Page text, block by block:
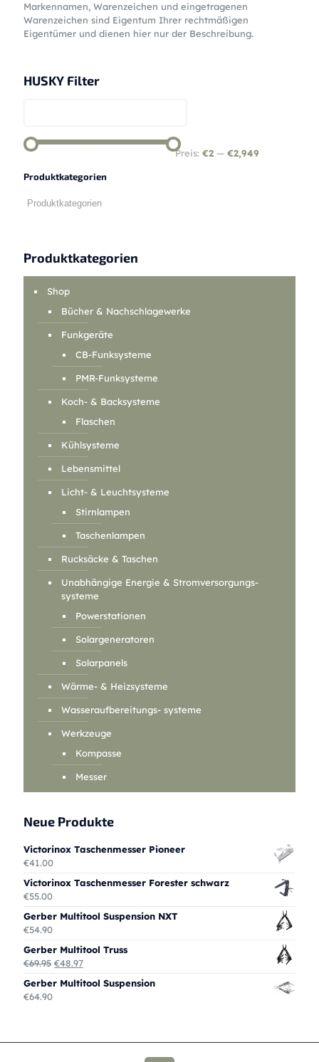
Markennamen, Warenzeichen und eingetragenen
Warenzeichen sind Eigentum Ihrer rechtmäßigen
Eigentümer und dienen hier nur der Beschreibung.
HUSKY Filter
Preis: €2 — €2,949
Produktkategorien
Produktkategorien
Shop
Bücher & Nachschlagewerke
Funkgeräte
CB-Funksysteme
PMR-Funksysteme
Koch- & Backsysteme
Flaschen
Kühlsysteme
Lebensmittel
Licht- & Leuchtsysteme
Stirnlampen
Taschenlampen
Rucksäcke & Taschen
Unabhängige Energie & Stromversorgungs-
systeme
Powerstationen
Solargeneratoren
Solarpanels
Wärme- & Heizsysteme
Wasseraufbereitungs- systeme
Werkzeuge
Kompasse
Messer
Neue Produkte
Victorinox Taschenmesser Pioneer
€41.00
Victorinox Taschenmesser Forester schwarz
€55.00
Gerber Multitool Suspension NXT
€54.90
Gerber Multitool Truss
€69.95 Ursprünglicher
war:
€48.97Aktueller
ist:
Gerber Multitool Suspension
€64.90